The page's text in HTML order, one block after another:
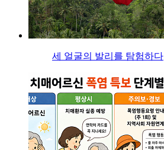
세 얼굴의 발리를 탐험하다